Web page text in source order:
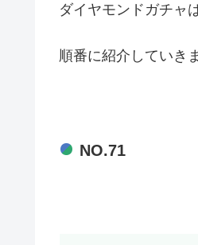
ダイヤモンドガチャ
順番に紹介していき
NO.71